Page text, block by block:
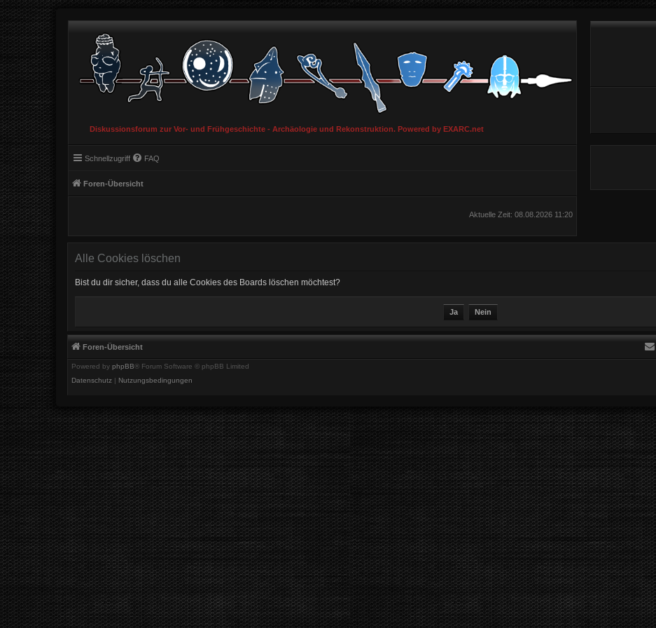
Diskussionsforum zur Vor- und Frühgeschichte - Archäologie und Rekonstruktion. Powered by EXARC.net
Schnellzugriff FAQ
Foren-Übersicht
Aktuelle Zeit: 08.08.2026 11:20
Alle Cookies löschen
Bist du dir sicher, dass du alle Cookies des Boards löschen möchtest?
Foren-Übersicht
Powered by phpBB® Forum Software © phpBB Limited
Datenschutz Nutzungsbedingungen